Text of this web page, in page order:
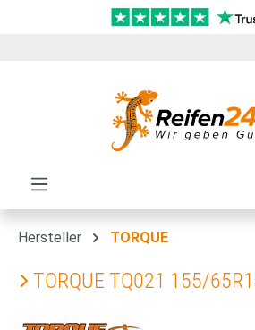
Zum Hauptinhalt springen
Hersteller TORQUE
TORQUE TQ021 155/